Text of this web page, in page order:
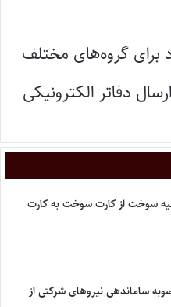
برای گروه‌های مختلف
دفاتر الکترونیکی
سوخت از کارت سوخت به کارت
ساماندهی نیروهای شرکتی از